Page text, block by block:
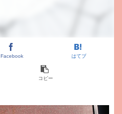
Facebook はてブ
コピー